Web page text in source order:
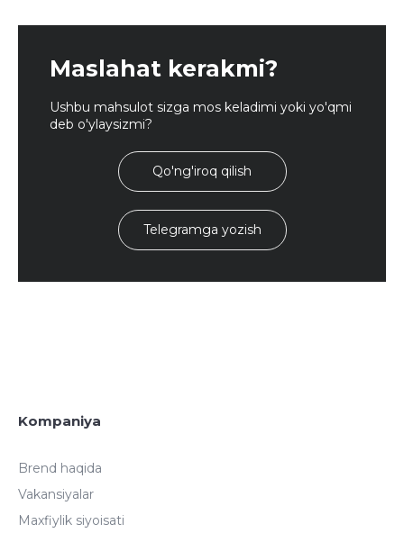
Maslahat kerakmi?
Ushbu mahsulot sizga mos keladimi yoki yo'qmi
deb o'ylaysizmi?
Qo'ng'iroq qilish
Telegramga yozish
Kompaniya
Brend haqida
Vakansiyalar
Maxfiylik siyoisati